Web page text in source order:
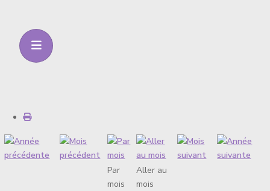
Par
mois
Aller au
mois